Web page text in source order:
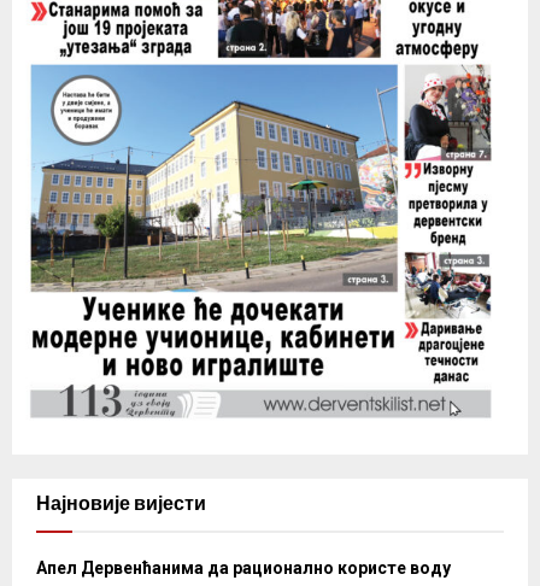
Најновије вијести
Апел Дервенћанима да рационално користе воду